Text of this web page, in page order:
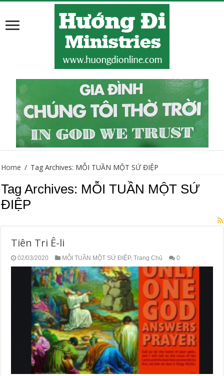
Home / Tag Archives: MỖI TUẦN MỘT SỨ ĐIỆP
Tag Archives: MỖI TUẦN MỘT SỨ
ĐIỆP
Tiên Tri Ê-li
02/03/2020 MỖI TUẦN MỘT SỨ ĐIỆP,Trang Chủ 0